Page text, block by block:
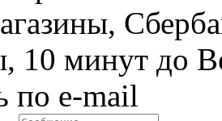
10 минут до
по e-mail